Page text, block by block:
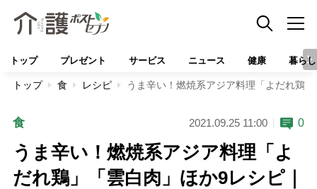
トップ プレゼント サービス ニュース 健康 暮らし
トップ 食 レシピ うま辛い！燃焼系アジア料理「よだれ鶏
食 2021.09.25 11:00 0
うま辛い！燃焼系アジア料理「よ
だれ鶏」「雲白肉」ほか9レシピ｜